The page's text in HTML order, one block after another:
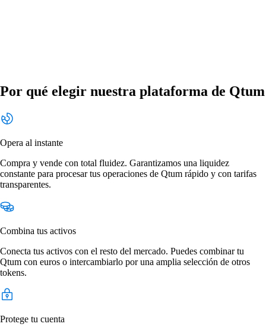
Por qué elegir nuestra plataforma de Qtum
Opera al instante
Compra y vende con total fluidez. Garantizamos una liquidez
constante para procesar tus operaciones de Qtum rápido y con tarifas
transparentes.
Combina tus activos
Conecta tus activos con el resto del mercado. Puedes combinar tu
Qtum con euros o intercambiarlo por una amplia selección de otros
tokens.
Protege tu cuenta